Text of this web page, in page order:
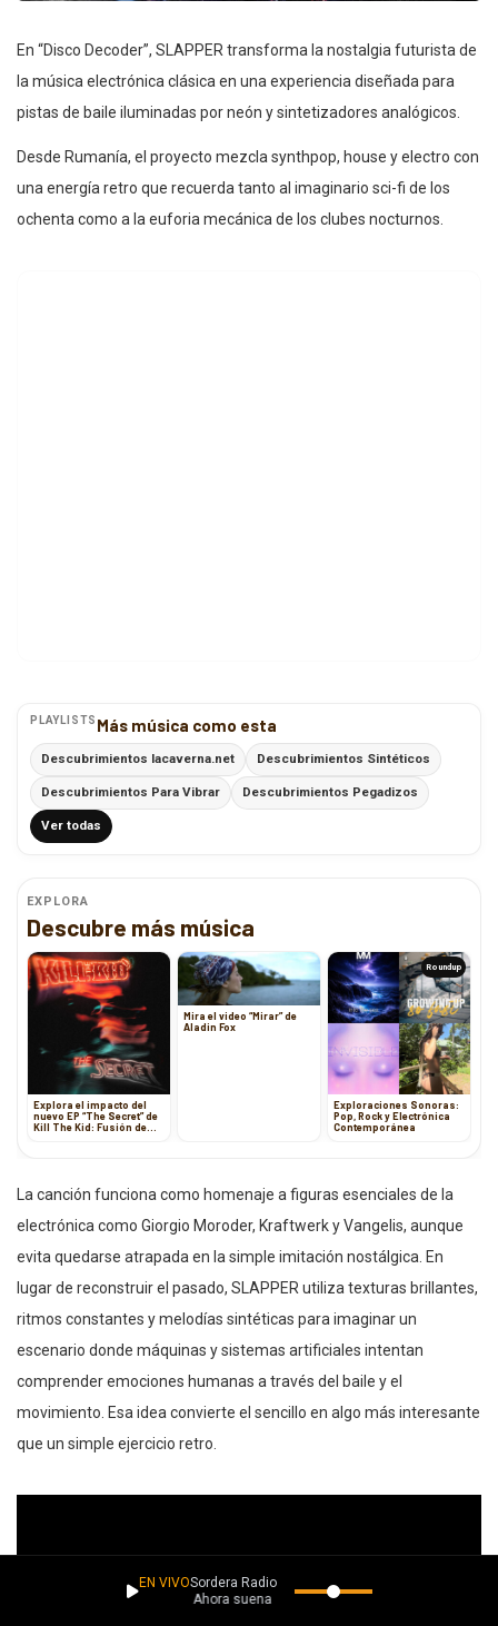
En “Disco Decoder”, SLAPPER transforma la nostalgia futurista de
la música electrónica clásica en una experiencia diseñada para
pistas de baile iluminadas por neón y sintetizadores analógicos.
Desde Rumanía, el proyecto mezcla synthpop, house y electro con
una energía retro que recuerda tanto al imaginario sci-fi de los
ochenta como a la euforia mecánica de los clubes nocturnos.
PLAYLISTS Más música como esta
Descubrimientos lacaverna.net Descubrimientos Sintéticos
Descubrimientos Para Vibrar Descubrimientos Pegadizos
Ver todas
EXPLORA
Descubre más música
Explora el impacto del
nuevo EP “The Secret” de
Kill The Kid: Fusión de
Mira el video “Mirar” de
Aladin Fox
Roundup
Exploraciones Sonoras:
Pop, Rock y Electrónica
Contemporánea
La canción funciona como homenaje a figuras esenciales de la
electrónica como Giorgio Moroder, Kraftwerk y Vangelis, aunque
evita quedarse atrapada en la simple imitación nostálgica. En
lugar de reconstruir el pasado, SLAPPER utiliza texturas brillantes,
ritmos constantes y melodías sintéticas para imaginar un
escenario donde máquinas y sistemas artificiales intentan
comprender emociones humanas a través del baile y el
movimiento. Esa idea convierte el sencillo en algo más interesante
que un simple ejercicio retro.
EN VIVOSordera Radio
Ahora suena